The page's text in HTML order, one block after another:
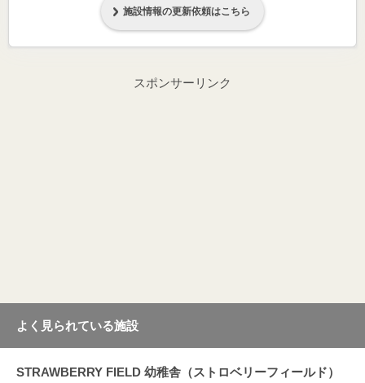
施設情報の更新依頼はこちら
スポンサーリンク
よく見られている施設
STRAWBERRY FIELD 幼稚舎（ストロベリーフィールド）